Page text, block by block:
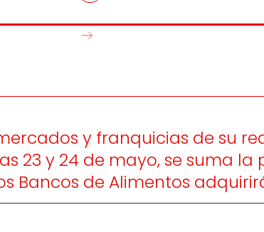
y franquicias de su
23 y 24 de mayo, se suma
Bancos de Alimentos